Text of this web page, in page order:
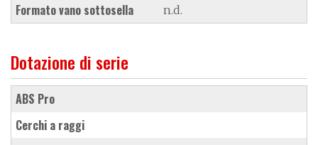
Formato vano sottosella n.d.
Dotazione di serie
ABS Pro
cerchi a raggi